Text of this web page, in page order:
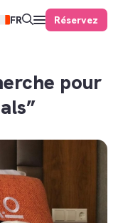
FR Réservez
pour